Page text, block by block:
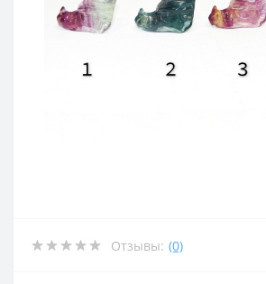
Отзывы: (0)